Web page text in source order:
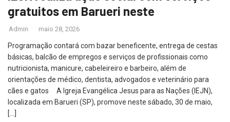
gratuitos em Barueri neste
Admin maio 28, 2026
Programação contará com bazar beneficente, entrega de cestas
básicas, balcão de empregos e serviços de profissionais como
nutricionista, manicure, cabeleireiro e barbeiro, além de
orientações de médico, dentista, advogados e veterinário para
cães e gatos A Igreja Evangélica Jesus para as Nações (IEJN),
localizada em Barueri (SP), promove neste sábado, 30 de maio,
[…]